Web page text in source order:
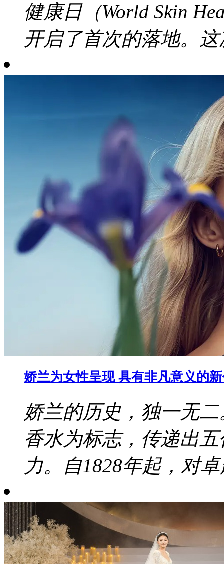
健康日（World Skin
开启了首次的落地。这
娇兰为女性呈现 具有非凡意义的
娇兰的历史，独一无
香水为标志，传递出
力。自1828年起，对